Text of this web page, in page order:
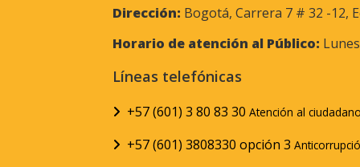
Dirección: Bogotá, Carrera 7 # 32 -12,
Horario de atención al Público:
Líneas telefónicas
+57 (601) 3 80 83 30 Atención al
+57 (601) 3808330 opción 3